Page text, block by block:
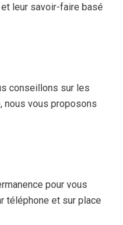
leur savoir-faire basé
conseillons sur les
nous vous proposons
pour vous
téléphone et sur place